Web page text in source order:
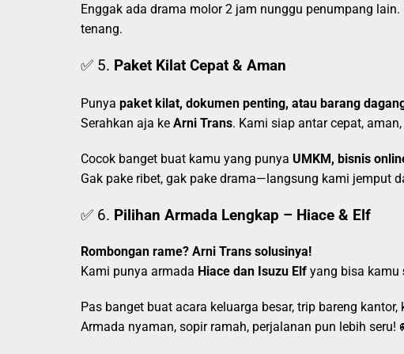
Enggak ada drama molor 2 jam nunggu penumpang
tenang.
✅ 5. Paket Kilat Cepat & Aman
Punya paket kilat, dokumen penting, atau barang
Serahkan aja ke Arni Trans. Kami siap antar cepat,
Cocok banget buat kamu yang punya UMKM, bisnis
Gak pake ribet, gak pake drama—langsung kami jemput
✅ 6. Pilihan Armada Lengkap – Hiace & Elf
Rombongan rame? Arni Trans solusinya!
Kami punya armada Hiace dan Isuzu Elf yang bisa kamu
Pas banget buat acara keluarga besar, trip bareng
Armada nyaman, sopir ramah, perjalanan pun lebih seru!